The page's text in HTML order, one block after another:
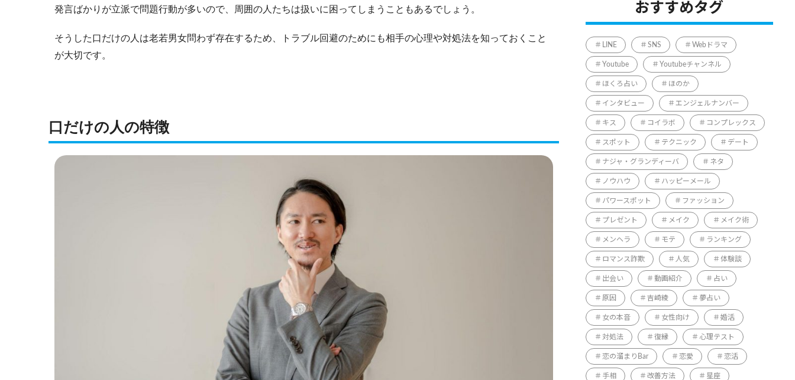
発言ばかりが立派で問題行動が多いので、周囲の人たちは扱いに困ってしまうこともあるでしょう。
そうした口だけの人は老若男女問わず存在するため、トラブル回避のためにも相手の心理や対処法を知っておくこと
が大切です。
口だけの人の特徴
おすすめタグ
LINE SNS Webドラマ
Youtube Youtubeチャンネル
ほくろ占い ほのか
インタビュー エンジェルナンバー
キス コイラボ コンプレックス
スポット テクニック デート
ナジャ・グランディーバ ネタ
ノウハウ ハッピーメール
パワースポット ファッション
プレゼント メイク メイク術
メンヘラ モテ ランキング
ロマンス詐欺 人気 体験談
出会い 動画紹介 占い
原因 吉崎綾 夢占い
女の本音 女性向け 婚活
対処法 復縁 心理テスト
恋の溜まりBar 恋愛 恋活
手相 改善方法 星座